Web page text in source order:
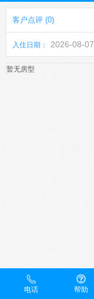
客户点评 (0)
入住日期： 2026-08-07
暂无房型
电话 帮助